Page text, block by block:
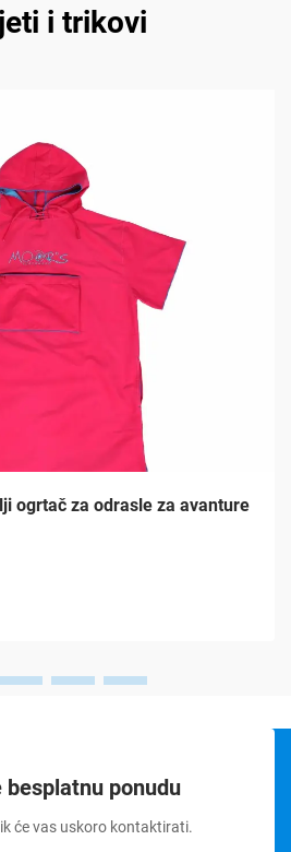
i trikovi
ogrtač za odrasle za avanture
ponudu
će vas uskoro kontaktirati.